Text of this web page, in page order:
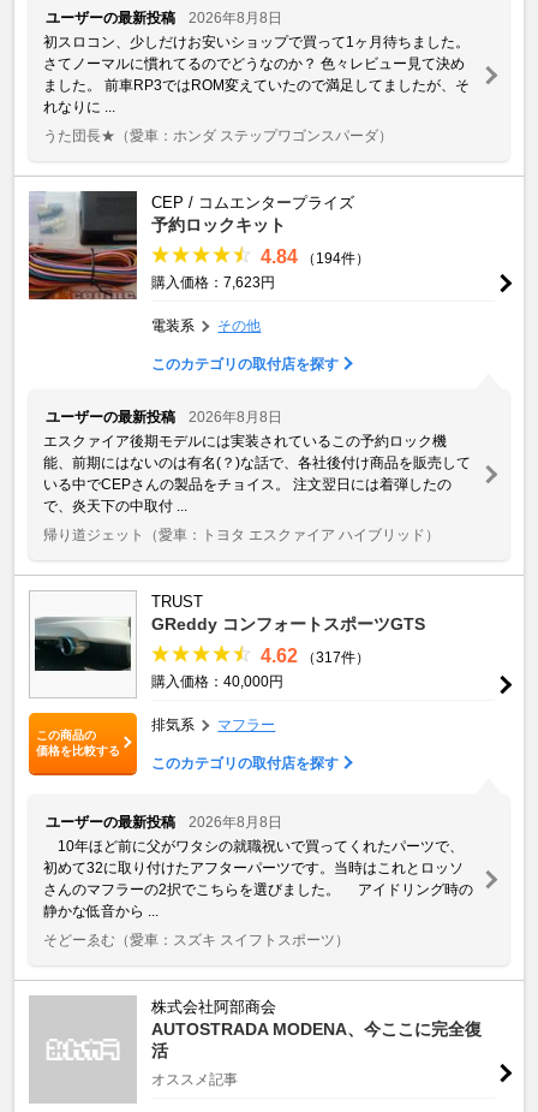
ユーザーの最新投稿
2026年8月8日
初スロコン、少しだけお安いショップで買って1ヶ月待ちました。
さてノーマルに慣れてるのでどうなのか？ 色々レビュー見て決め
ました。 前車RP3ではROM変えていたので満足してましたが、そ
れなりに ...
うた団長★ （愛車：ホンダ ステップワゴンスパーダ）
CEP / コムエンタープライズ
予約ロックキット
4.84
（194件）
購入価格：7,623円
電装系 その他
このカテゴリの取付店を探す
ユーザーの最新投稿
2026年8月8日
エスクァイア後期モデルには実装されているこの予約ロック機
能、前期にはないのは有名(？)な話で、各社後付け商品を販売して
いる中でCEPさんの製品をチョイス。 注文翌日には着弾したの
で、炎天下の中取付 ...
帰り道ジェット
（愛車：トヨタ エスクァイア ハイブリッド）
この商品の
価格を比較する
TRUST
GReddy コンフォートスポーツGTS
4.62
（317件）
購入価格：40,000円
排気系 マフラー
このカテゴリの取付店を探す
ユーザーの最新投稿
2026年8月8日
10年ほど前に父がワタシの就職祝いで買ってくれたパーツで、
初めて32に取り付けたアフターパーツです。当時はこれとロッソ
さんのマフラーの2択でこちらを選びました。 アイドリング時の
静かな低音から ...
そどーゑむ （愛車：スズキ スイフトスポーツ）
株式会社阿部商会
AUTOSTRADA MODENA、今ここに完全復
活
オススメ記事